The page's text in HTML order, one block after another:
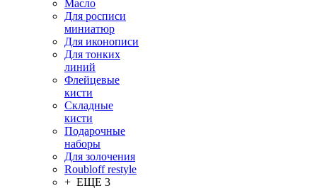
Масло
Для росписи
миниатюр
Для иконописи
Для тонких
линий
Флейцевые
кисти
Складные
кисти
Подарочные
наборы
Для золочения
Roubloff restyle
+ ЕЩЕ 3